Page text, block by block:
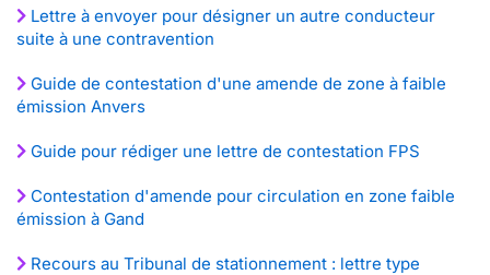
Lettre à envoyer pour désigner un autre conducteur
suite à une contravention
Guide de contestation d'une amende de zone à faible
émission Anvers
Guide pour rédiger une lettre de contestation FPS
Contestation d'amende pour circulation en zone faible
émission à Gand
Recours au Tribunal de stationnement : lettre type